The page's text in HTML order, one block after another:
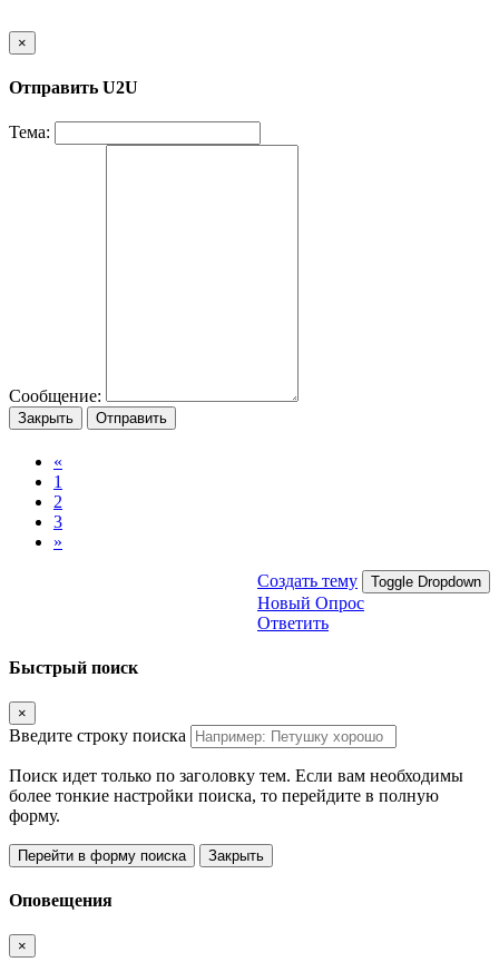
×
Отправить U2U
Тема:
Сообщение:
Закрыть Отправить
«
1
2
3
»
Создать тему Toggle Dropdown
Новый Опрос
Ответить
Быстрый поиск
×
Введите строку поиска
Поиск идет только по заголовку тем. Если вам необходимы
более тонкие настройки поиска, то перейдите в полную
форму.
Перейти в форму поиска Закрыть
Оповещения
×